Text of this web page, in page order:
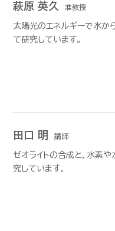
萩原 英久 准教授
太陽光のエネルギーで水か
て研究しています。
田口 明 講師
ゼオライトの合成と，水素
究しています。